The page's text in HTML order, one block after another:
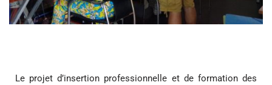
Le projet d’insertion professionnelle et de formation des